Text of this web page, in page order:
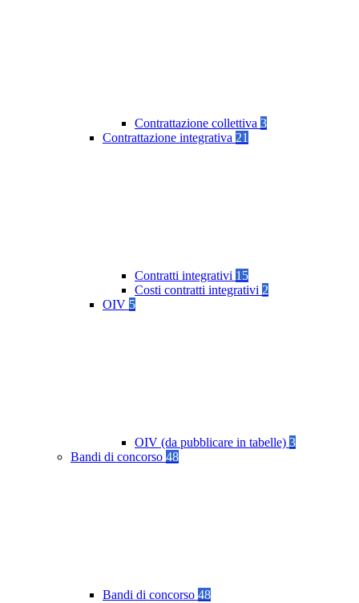
Contrattazione collettiva 3
Contrattazione integrativa 21
Contratti integrativi 15
Costi contratti integrativi 2
OIV 5
OIV (da pubblicare in tabelle) 3
Bandi di concorso 48
Bandi di concorso 48